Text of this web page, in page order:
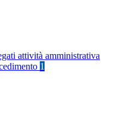
attività amministrativa
1